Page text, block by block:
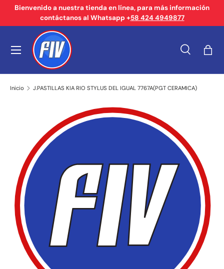
Ir al contenido
Bienvenido a nuestra tienda en línea, para más información
contáctanos al Whatsapp +58 424 4949877
Buscar
Tipo de producto
Buscar
Menú
Inicio J.PASTILLAS KIA RIO STYLUS DEL IGUAL 7767A(PGT CERAMICA)